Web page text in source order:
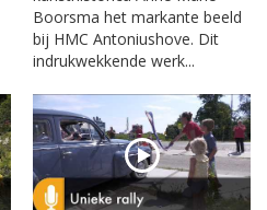
Boorsma het markante beeld
bij HMC Antoniushove. Dit
indrukwekkende werk...